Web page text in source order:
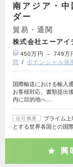
南アジア・
ダー
貿易・通関
株式会社エーアイ
450万円 ～ 749万
問
ポテンシャル採
国際輸送における輸入
お客様対応、書類提出
内に目的地へ…
会社概要
プライム
とする世界各国との国
興